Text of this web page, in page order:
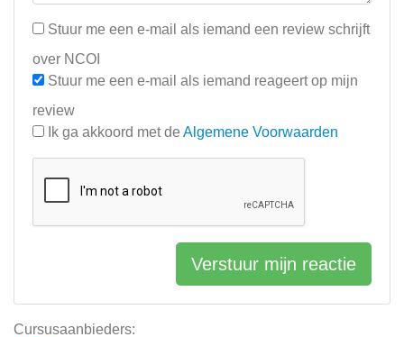
Cursusaanbieders:
Stuur me een e-mail als iemand een review schrijft
over NCOI
Stuur me een e-mail als iemand reageert op mijn
review
Ik ga akkoord met de Algemene Voorwaarden
Verstuur mijn reactie